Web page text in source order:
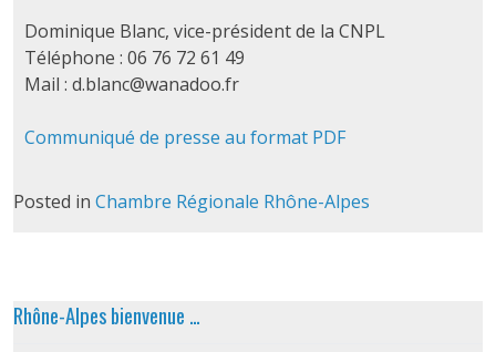
Dominique Blanc, vice-président de la CNPL
Téléphone : 06 76 72 61 49
Mail : d.blanc@wanadoo.fr
Communiqué de presse au format PDF
Posted in Chambre Régionale Rhône-Alpes
Rhône-Alpes bienvenue …